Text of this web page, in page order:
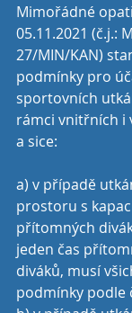
Mimořádné
05.11.2021 (č.j.:
27/MIN/KAN)
podmínky pro
sportovních
rámci vnitřních i
a sice:
a) v případě
prostoru s
přítomných
jeden čas
diváků, musí
podmínky podle